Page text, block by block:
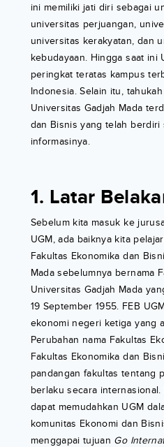
ini memiliki jati diri sebagai
universitas perjuangan,
universitas kerakyatan, dan
kebudayaan. Hingga saat ini
peringkat teratas kampus
Indonesia. Selain itu,
Universitas Gadjah Mada
dan Bisnis yang telah berdiri
informasinya.
1. Latar
Sebelum kita masuk ke
UGM, ada baiknya kita
Fakultas Ekonomika dan
Mada sebelumnya bernama
Universitas Gadjah Mada
19 September 1955. FEB
ekonomi negeri ketiga yang
Perubahan nama Fakultas
Fakultas Ekonomika dan
pandangan fakultas tentang
berlaku secara
dapat memudahkan UGM
komunitas Ekonomi dan
menggapai tujuan Go